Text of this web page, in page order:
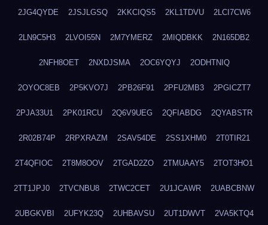
2JG4QYDE 2JSJLGSQ 2KKCIQS5 2KL1TDVU 2LCI7CW6
2LN9C5H3 2LVOI55N 2M7YMERZ 2MIQDBKK 2N165DB2
2NFH8OET 2NXDJSMA 2OC6YQYJ 2ODHTNIQ
2OYOC8EB 2P5KVO7J 2PB26F91 2PFU2MB3 2PGICZT7
2PJA33U1 2PK01RCU 2Q6V9UEG 2QFIABDG 2QYABSTR
2R02B74P 2RPXRAZM 2SAV54DE 2SS1XHM0 2T0TIR21
2T4QFIOC 2T8M8OOV 2TGAD2ZO 2TMUAAY5 2TOT3HO1
2TT1JPJ0 2TVCNBU8 2TWC2CET 2U1JCAWR 2UABCBNW
2UBGKVBI 2UFYK23Q 2UHBAVSU 2UT1DWVT 2VA5KTQ4